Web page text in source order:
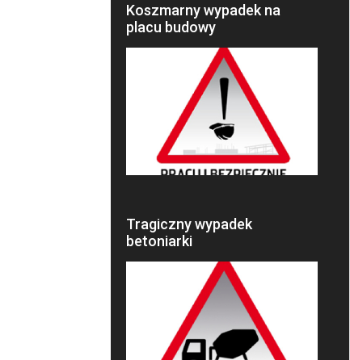
Koszmarny wypadek na
placu budowy
Tragiczny wypadek
betoniarki